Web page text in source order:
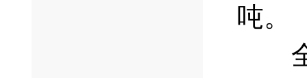
吨。
全